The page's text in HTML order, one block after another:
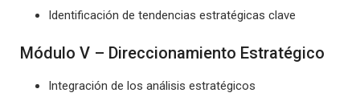
Identificación de tendencias estratégicas clave
Módulo V – Direccionamiento Estratégico
Integración de los análisis estratégicos